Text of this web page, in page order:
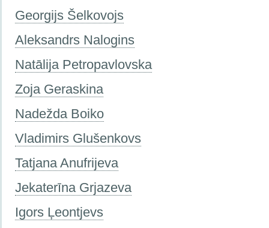
Georgijs Šelkovojs
Aleksandrs Nalogins
Natālija Petropavlovska
Zoja Geraskina
Nadežda Boiko
Vladimirs Glušenkovs
Tatjana Anufrijeva
Jekaterīna Grjazeva
Igors Ļeontjevs